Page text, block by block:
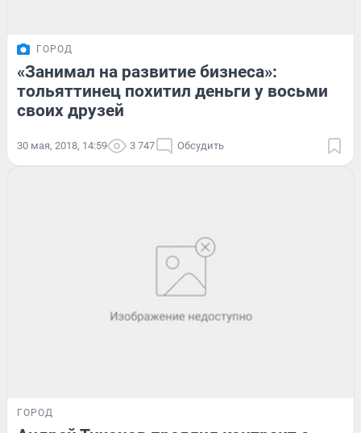
ГОРОД
«Занимал на развитие бизнеса»:
тольяттинец похитил деньги у восьми
своих друзей
30 мая, 2018, 14:59 3 747 Обсудить
ГОРОД